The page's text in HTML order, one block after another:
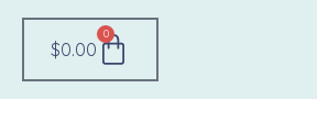
$0.00
0
Carrito